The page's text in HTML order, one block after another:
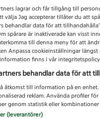
lagrar och får tillgång till
välja Jag accepterar tillåter du att
behandlar data för att
spårare är inaktiverade kan visst
till denna meny för att
Anpassa cookieinställningar
finns i vår
behandlar data för att
åtkomst till information på en
reklam. Använda profiler
genom statistik eller
(leverantörer)